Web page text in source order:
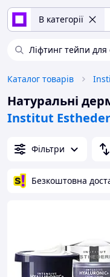
В категорії
Ліфтинг тейпи
Каталог товарів
Натуральні
Institut
Фільтри
Безкоштовна